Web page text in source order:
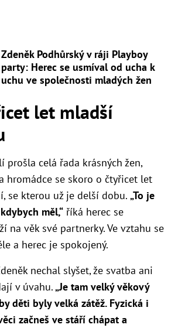
Zdeněk Podhůrský v ráji Playboy
party: Herec se usmíval od ucha k
uchu ve společnosti mladých žen
let mladší
prošla celá řada krásných žen,
hromádce se skoro o čtyřicet let
se kterou už je delší dobu. „To je
měl,“ říká herec se
na věk své partnerky. Ve vztahu se
a herec je spokojený.
nechal slyšet, že svatba ani
v úvahu.„Je tam velký věkový
děti byly velká zátěž. Fyzická i
začneš ve stáří chápat a